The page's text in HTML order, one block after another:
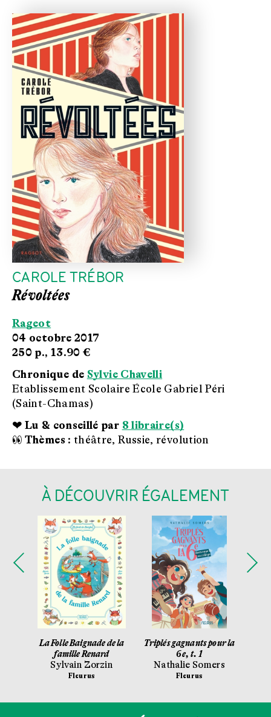
CAROLE TRÉBOR
Révoltées
Rageot
04 octobre 2017
250 p., 13.90 €
Chronique de Sylvie Chavelli
Etablissement Scolaire École Gabriel Péri
(Saint-Chamas)
❤ Lu & conseillé par 8 libraire(s)
👀 Thèmes : théâtre, Russie, révolution
À DÉCOUVRIR ÉGALEMENT
La Folle Baignade de la
famille Renard
Sylvain Zorzin
Fleurus
Triplés gagnants pour la
6e, t. 1
Nathalie Somers
Fleurus